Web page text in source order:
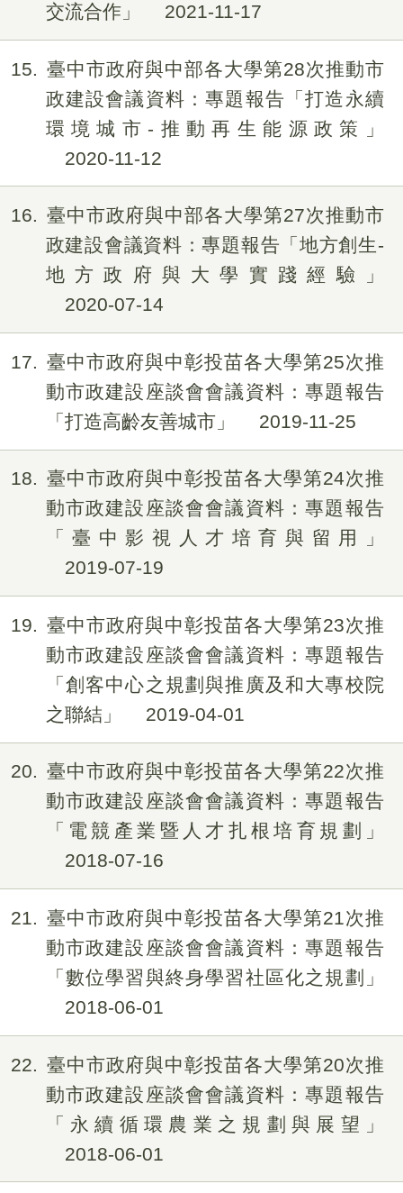
交流合作」 2021-11-17
15
臺中市政府與中部各大學第28次推動市
政建設會議資料：專題報告「打造永續
環境城市-推動再生能源政策」
2020-11-12
16
臺中市政府與中部各大學第27次推動市
政建設會議資料：專題報告「地方創生-
地方政府與大學實踐經驗」
2020-07-14
17
臺中市政府與中彰投苗各大學第25次推
動市政建設座談會會議資料：專題報告
「打造高齡友善城市」
2019-11-25
18
臺中市政府與中彰投苗各大學第24次推
動市政建設座談會會議資料：專題報告
「臺中影視人才培育與留用」
2019-07-19
19
臺中市政府與中彰投苗各大學第23次推
動市政建設座談會會議資料：專題報告
「創客中心之規劃與推廣及和大專校院
之聯結」
2019-04-01
20
臺中市政府與中彰投苗各大學第22次推
動市政建設座談會會議資料：專題報告
「電競產業暨人才扎根培育規劃」
2018-07-16
21
臺中市政府與中彰投苗各大學第21次推
動市政建設座談會會議資料：專題報告
「數位學習與終身學習社區化之規劃」
2018-06-01
22
臺中市政府與中彰投苗各大學第20次推
動市政建設座談會會議資料：專題報告
「永續循環農業之規劃與展望」
2018-06-01